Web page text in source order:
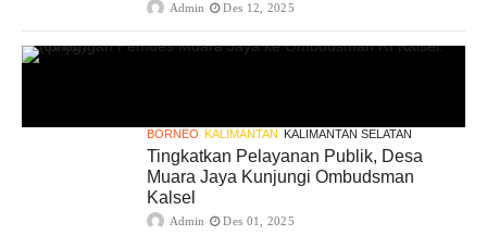
Admin Des 12, 2025
BORNEO KALIMANTAN KALIMANTAN SELATAN
Tingkatkan Pelayanan Publik, Desa
Muara Jaya Kunjungi Ombudsman
Kalsel
Admin Des 01, 2025